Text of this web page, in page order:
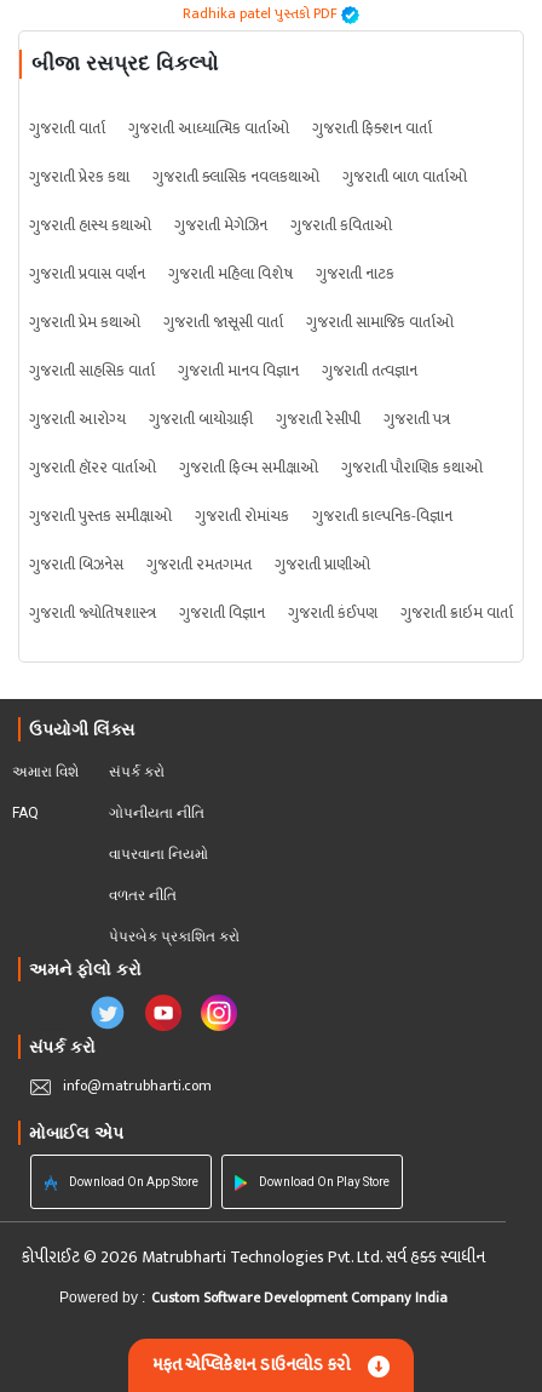
Radhika patel પુસ્તકો PDF
બીજા રસપ્રદ વિકલ્પો
ગુજરાતી વાર્તા ગુજરાતી આધ્યાત્મિક વાર્તાઓ
ગુજરાતી ફિક્શન વાર્તા
ગુજરાતી પ્રેરક કથા
ગુજરાતી ક્લાસિક નવલકથાઓ
ગુજરાતી બાળ વાર્તાઓ
ગુજરાતી હાસ્ય કથાઓ
ગુજરાતી મેગેઝિન
ગુજરાતી કવિતાઓ
ગુજરાતી પ્રવાસ વર્ણન
ગુજરાતી મહિલા વિશેષ
ગુજરાતી નાટક
ગુજરાતી પ્રેમ કથાઓ
ગુજરાતી જાસૂસી વાર્તા
ગુજરાતી સામાજિક વાર્તાઓ
ગુજરાતી સાહસિક વાર્તા
ગુજરાતી માનવ વિજ્ઞાન
ગુજરાતી તત્વજ્ઞાન
ગુજરાતી આરોગ્ય
ગુજરાતી બાયોગ્રાફી ગુજરાતી રેસીપી
ગુજરાતી પત્ર
ગુજરાતી હૉરર વાર્તાઓ
ગુજરાતી ફિલ્મ સમીક્ષાઓ
ગુજરાતી પૌરાણિક કથાઓ
ગુજરાતી પુસ્તક સમીક્ષાઓ
ગુજરાતી રોમાંચક
ગુજરાતી કાલ્પનિક-વિજ્ઞાન
ગુજરાતી બિઝનેસ
ગુજરાતી રમતગમત
ગુજરાતી પ્રાણીઓ
ગુજરાતી જ્યોતિષશાસ્ત્ર
ગુજરાતી વિજ્ઞાન ગુજરાતી કંઈપણ ગુજરાતી ક્રાઇમ વાર્તા
ઉપયોગી લિંક્સ
અમારા વિશે
FAQ
સંપર્ક કરો
ગોપનીયતા નીતિ
વાપરવાના નિયમો
વળતર નીતિ
પેપરબેક પ્રકાશિત કરો
અમને ફોલો કરો
સંપર્ક કરો
info@matrubharti.com
મોબાઈલ એપ
Download On App Store Download On Play Store
કોપીરાઈટ © 2026 Matrubharti Technologies Pvt. Ltd. સર્વ હક્ક સ્વાધીન
Powered by : Custom Software Development Company India
મફત એપ્લિકેશન ડાઉનલોડ કરો